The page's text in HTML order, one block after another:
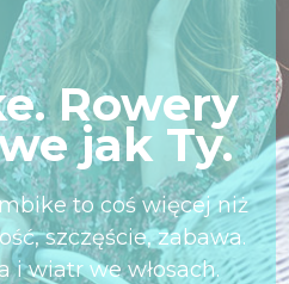
Rowery
jak Ty.
to coś więcej niż
szczęście, zabawa.
i wiatr we włosach.